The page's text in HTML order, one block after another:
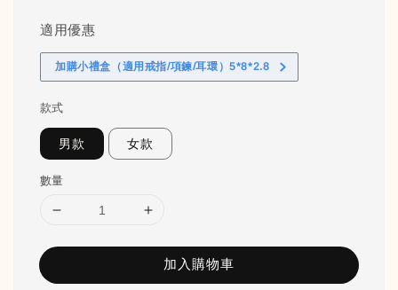
適用優惠
加購小禮盒（適用戒指/項鍊/耳環）5*8*2.8
款式
男款 女款
數量
加入購物車